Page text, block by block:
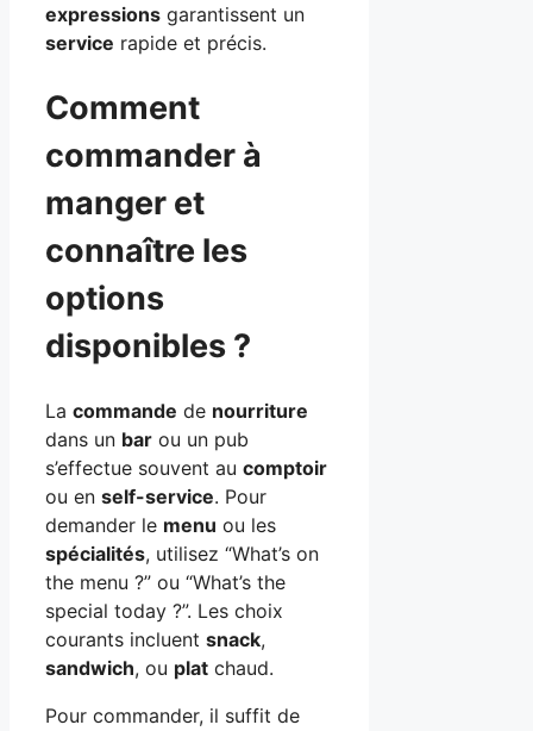
expressions garantissent un
service rapide et précis.
Comment
commander à
manger et
connaître les
options
disponibles ?
La commande de nourriture
dans un bar ou un pub
s’effectue souvent au comptoir
ou en self-service. Pour
demander le menu ou les
spécialités, utilisez “What’s on
the menu ?” ou “What’s the
special today ?”. Les choix
courants incluent snack,
sandwich, ou plat chaud.
Pour commander, il suffit de